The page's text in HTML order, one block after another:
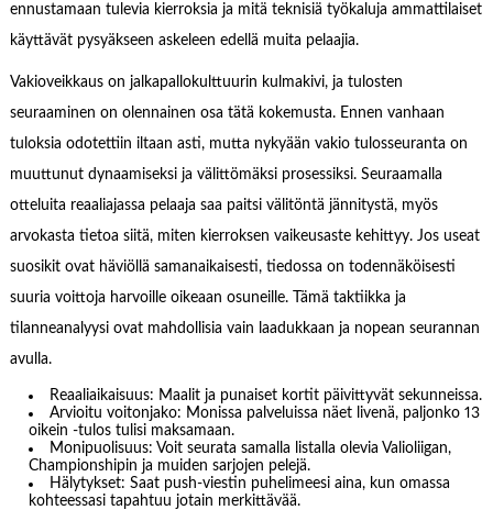
ennustamaan tulevia kierroksia ja mitä teknisiä työkaluja ammattilaiset
käyttävät pysyäkseen askeleen edellä muita pelaajia.
Vakioveikkaus on jalkapallokulttuurin kulmakivi, ja tulosten
seuraaminen on olennainen osa tätä kokemusta. Ennen vanhaan
tuloksia odotettiin iltaan asti, mutta nykyään vakio tulosseuranta on
muuttunut dynaamiseksi ja välittömäksi prosessiksi. Seuraamalla
otteluita reaaliajassa pelaaja saa paitsi välitöntä jännitystä, myös
arvokasta tietoa siitä, miten kierroksen vaikeusaste kehittyy. Jos useat
suosikit ovat häviöllä samanaikaisesti, tiedossa on todennäköisesti
suuria voittoja harvoille oikeaan osuneille. Tämä taktiikka ja
tilanneanalyysi ovat mahdollisia vain laadukkaan ja nopean seurannan
avulla.
Reaaliaikaisuus: Maalit ja punaiset kortit päivittyvät sekunneissa.
Arvioitu voitonjako: Monissa palveluissa näet livenä, paljonko 13
oikein -tulos tulisi maksamaan.
Monipuolisuus: Voit seurata samalla listalla olevia Valioliigan,
Championshipin ja muiden sarjojen pelejä.
Hälytykset: Saat push-viestin puhelimeesi aina, kun omassa
kohteessasi tapahtuu jotain merkittävää.